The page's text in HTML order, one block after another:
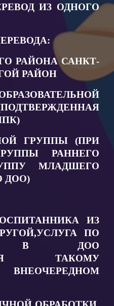
ИЗ ОДНОГО
РАЙОНА САНКТ-
РАЙОН
ГРУППЫ (ПРИ
РАННЕГО
МЛАДШЕГО
ДОО)
ИЗ
ПО
В ДОО
ТАКОМУ